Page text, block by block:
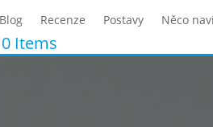
Blog Recenze Postavy Něco
0 Items